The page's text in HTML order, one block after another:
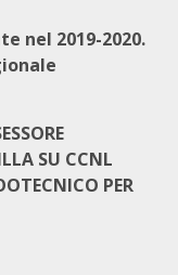
nel 2019-2020.
SU CCNL
PER